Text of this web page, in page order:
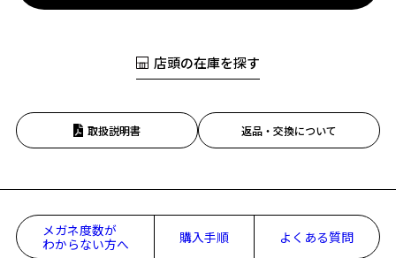
店頭の在庫を探す
取扱説明書 返品・交換について
メガネ度数が
わからない方へ
購入手順 よくある質問